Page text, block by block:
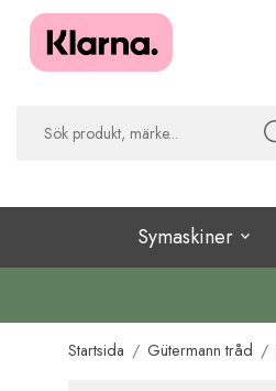
Symaskiner
Startsida / Gütermann tråd /